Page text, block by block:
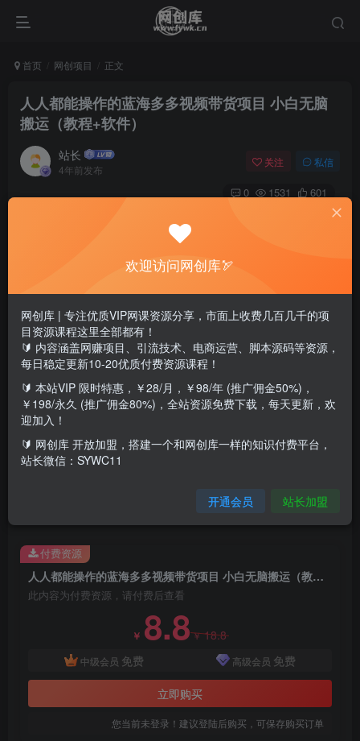
首页 网创项目 正文
人人都能操作的蓝海多多视频带货项目 小白无脑
搬运（教程+软件）
站长
4年前发布
关注 私信
0 1531 601
项目课程介绍（项目资料附带软件）：
1.项目准备工作
2. 如何获取带货资格
3. 如何制作视频
人人都能操作的蓝海多多视频带货项目 小白无脑搬运（教程+软件）
此内容为付费资源，请付费后查看
￥ 8.8￥18.8
中级会员 免费 高级会员 免费
立即购买
您当前未登录！建议登陆后购买，可保存购买订单
付费资源
欢迎访问网创库🏹
网创库 | 专注优质VIP网课资源分享，市面上收费几百几千的项
目资源课程这里全部都有！
🔰 内容涵盖网赚项目、引流技术、电商运营、脚本源码等资源，
每日稳定更新10-20优质付费资源课程！
🔰 本站VIP 限时特惠，￥28/月，￥98/年 (推广佣金50%)，
￥198/永久 (推广佣金80%)，全站资源免费下载，每天更新，欢
迎加入！
🔰 网创库 开放加盟，搭建一个和网创库一样的知识付费平台，
站长微信：SYWC11
开通会员 站长加盟